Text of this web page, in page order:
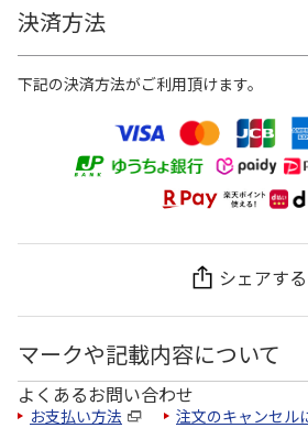
決済方法
下記の決済方法がご利用頂けます。
シェアする
マークや記載内容について
よくあるお問い合わせ
お支払い方法 注文のキャンセル